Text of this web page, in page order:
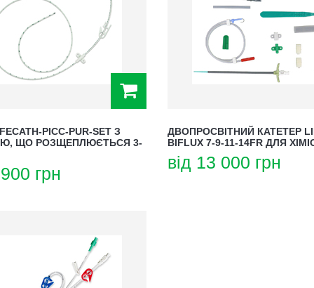
PICC-PUR-SET З
ЩО РОЗЩЕПЛЮЄТЬСЯ 3-
грн
ДВОПРОСВІТНИЙ КАТЕТЕР
BIFLUX 7-9-11-14FR ДЛЯ
вiд 13 000 грн